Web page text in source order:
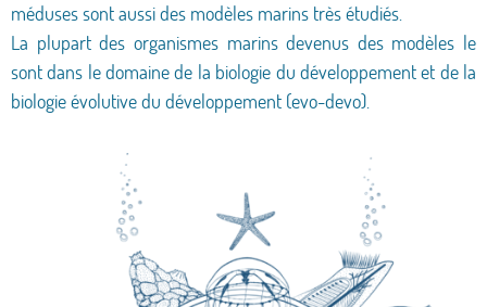
méduses sont aussi des modèles marins très étudiés.
La plupart des organismes marins devenus des modèles le
sont dans le domaine de la biologie du développement et de la
biologie évolutive du développement (evo-devo).